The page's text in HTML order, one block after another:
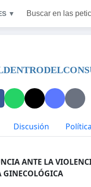
▼ Buscar en las
Discusión
ANTE LA
GINECOLÓGICA